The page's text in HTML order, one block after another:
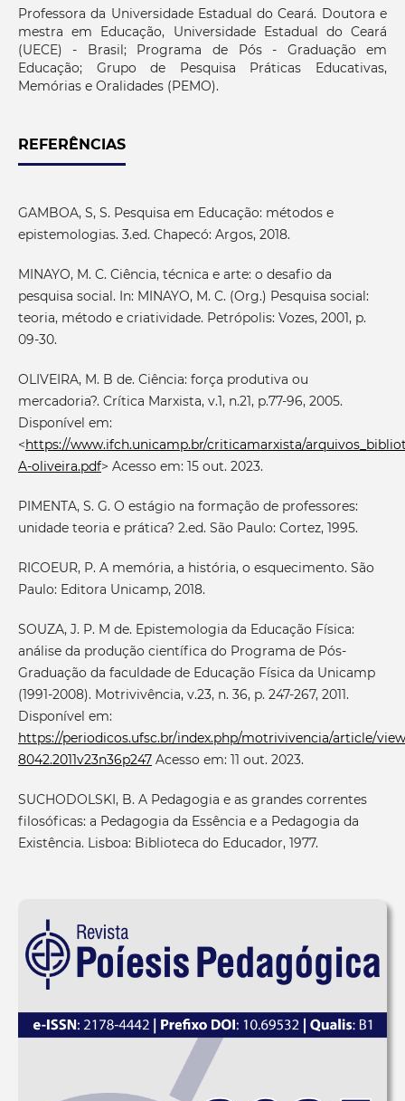
Professora da Universidade Estadual do Ceará. Doutora e
mestra em Educação, Universidade Estadual do Ceará
(UECE) - Brasil; Programa de Pós - Graduação em
Educação; Grupo de Pesquisa Práticas Educativas,
Memórias e Oralidades (PEMO).
REFERÊNCIAS
GAMBOA, S, S. Pesquisa em Educação: métodos e
epistemologias. 3.ed. Chapecó: Argos, 2018.
MINAYO, M. C. Ciência, técnica e arte: o desafio da
pesquisa social. In: MINAYO, M. C. (Org.) Pesquisa social:
teoria, método e criatividade. Petrópolis: Vozes, 2001, p.
09-30.
OLIVEIRA, M. B de. Ciência: força produtiva ou
mercadoria?. Crítica Marxista, v.1, n.21, p.77-96, 2005.
Disponível em:
<https://www.ifch.unicamp.br/criticamarxista/
A-oliveira.pdf> Acesso em: 15 out. 2023.
PIMENTA, S. G. O estágio na formação de professores:
unidade teoria e prática? 2.ed. São Paulo: Cortez, 1995.
RICOEUR, P. A memória, a história, o esquecimento. São
Paulo: Editora Unicamp, 2018.
SOUZA, J. P. M de. Epistemologia da Educação Física:
análise da produção científica do Programa de Pós-
Graduação da faculdade de Educação Física da Unicamp
(1991-2008). Motrivivência, v.23, n. 36, p. 247-267, 2011.
Disponível em:
https://periodicos.ufsc.br/index.php/motrivivencia/article/
8042.2011v23n36p247Acesso em: 11 out. 2023.
SUCHODOLSKI, B. A Pedagogia e as grandes correntes
filosóficas: a Pedagogia da Essência e a Pedagogia da
Existência. Lisboa: Biblioteca do Educador, 1977.